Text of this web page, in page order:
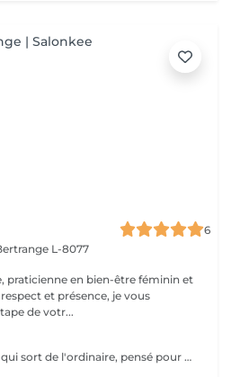
6
L-8077
et présence, je vous
de votr...
Offrez-vous un massage qui sort de l'ordinaire, pensé pour vous déconnecter pleinement du mental et vous reconnecter à votre corps dans toutes ses dimensions. Le massage neuro-sensoriel que je propose est une expérience unique : il combine des mobilisations douces des membres, un travail sur différents plans de mouvement (horizontal, vertical, oblique), et de longs gestes enveloppants inspirés du Lomi-Lomi, le massage hawaïen. En jouant avec les rythmes, les directions et les perceptions sensorielles, ce massage invite le corps et l'esprit à perdre leurs repères habituels et c'est précisément là que le lâcher-prise peut s'installer en profondeur. Pendant la séance, vous êtes bercée, étirée, mobilisée : la perception de l'espace et du temps se brouille, le mental décroche peu à peu, les tensions se libèrent. Ce massage est particulièrement indiqué si vous : recherchez une expérience sensorielle différente des massages classiques avez du mal à « débrancher » et souhaitez vous offrir une pause profonde traversez une période de stress ou de surcharge mentale ressentez le besoin de renouer avec votre corps dans une approche douce et enveloppante Chaque séance est entièrement personnalisée et se déroule dans un cadre bienveillant et respectueux.